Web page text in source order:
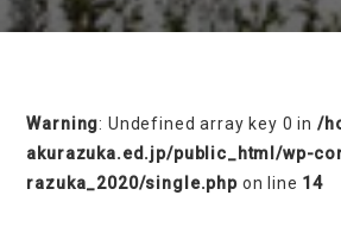
on line 230
Warning: Undefined array key 0 in /
akurazuka.ed.jp/public_html/wp-
razuka_2020/single.phpon line 14